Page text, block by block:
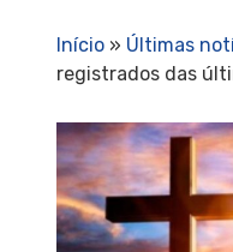
Início» Últimas
registrados das